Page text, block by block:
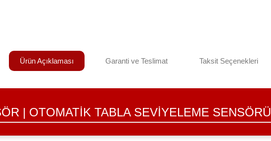
Ürün Açıklaması Garanti ve Teslimat Taksit Seçenekleri
| OTOMATIK TABLA SEVIYELEME SENSÖRÜ